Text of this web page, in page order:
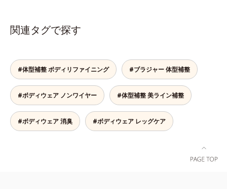
て2枚の生地が交差するから、動い
てもズレません。セル芯部分は7層
バストをしっかりホールド。脇がす
っきりしたメリハリのある上向きバ
ストをつくるから、上半身を一回り
ほっそり見せてくれます。※価格は
サイズによって異なります。
関連タグで探す
#体型補整 ボディリファイニング #ブラジャー 体型補整
#ボディウェア ノンワイヤー #体型補整 美ライン補整
#ボディウェア 消臭 #ボディウェア レッグケア